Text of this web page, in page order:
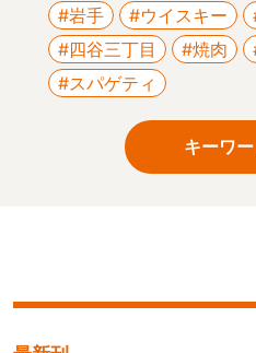
#岩手 #ウイスキー
#四谷三丁目
#焼肉
#スパゲティ
キーワ